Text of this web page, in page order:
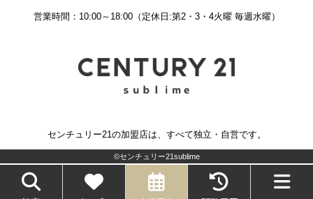
営業時間：10:00～18:00（定休日:第2・3・4火曜 毎週水曜）
センチュリー21の加盟店は、すべて独立・自営です。
©センチュリー21sublime